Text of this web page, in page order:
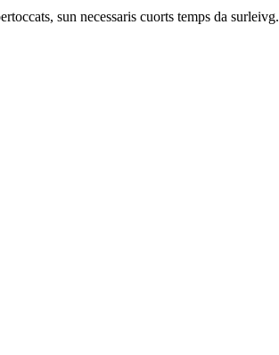
sun necessaris cuorts temps da surleivg.